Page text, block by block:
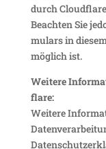
durch
Beachten Sie
mu­lars in
möglich ist.
Weitere
flare:
Weitere